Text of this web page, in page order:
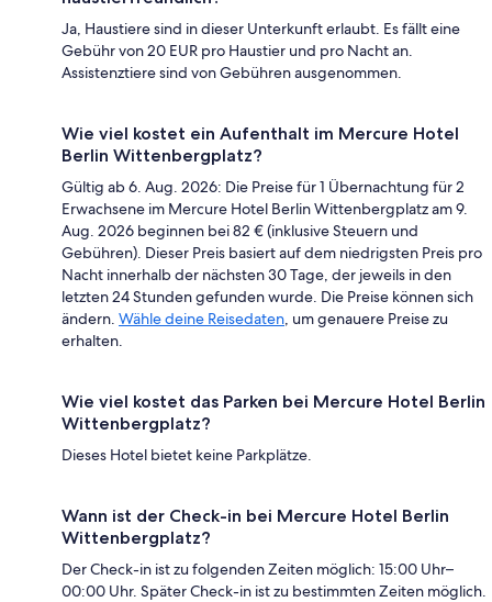
Ja, Haustiere sind in dieser Unterkunft erlaubt. Es fällt eine
Gebühr von 20 EUR pro Haustier und pro Nacht an.
Assistenztiere sind von Gebühren ausgenommen.
Wie viel kostet ein Aufenthalt im Mercure Hotel
Berlin Wittenbergplatz?
Gültig ab 6. Aug. 2026: Die Preise für 1 Übernachtung für 2
Erwachsene im Mercure Hotel Berlin Wittenbergplatz am 9.
Aug. 2026 beginnen bei 82 € (inklusive Steuern und
Gebühren). Dieser Preis basiert auf dem niedrigsten Preis pro
Nacht innerhalb der nächsten 30 Tage, der jeweils in den
letzten 24 Stunden gefunden wurde. Die Preise können sich
ändern. Wähle deine Reisedaten, um genauere Preise zu
erhalten.
Wie viel kostet das Parken bei Mercure Hotel Berlin
Wittenbergplatz?
Dieses Hotel bietet keine Parkplätze.
Wann ist der Check-in bei Mercure Hotel Berlin
Wittenbergplatz?
Der Check-in ist zu folgenden Zeiten möglich: 15:00 Uhr–
00:00 Uhr. Später Check-in ist zu bestimmten Zeiten möglich.